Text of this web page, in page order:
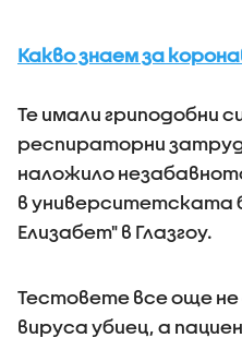
Какво знаем за
Те имали гриподобни
респираторни
наложило
в университетската
Елизабет" в Глазгоу.
Тестовете все още
вируса убиец, а